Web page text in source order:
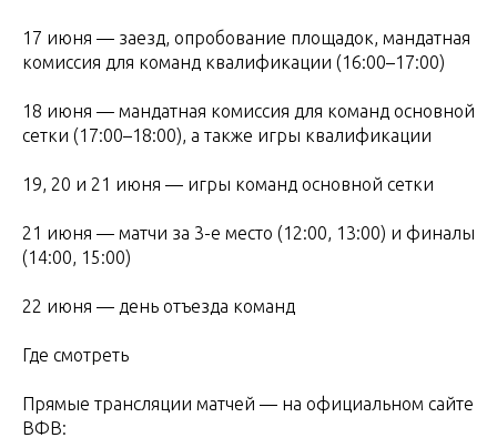
17 июня — заезд, опробование площадок, мандатная
комиссия для команд квалификации (16:00–17:00)
18 июня — мандатная комиссия для команд основной
сетки (17:00–18:00), а также игры квалификации
19, 20 и 21 июня — игры команд основной сетки
21 июня — матчи за 3-е место (12:00, 13:00) и финалы
(14:00, 15:00)
22 июня — день отъезда команд
Где смотреть
Прямые трансляции матчей — на официальном сайте
ВФВ: